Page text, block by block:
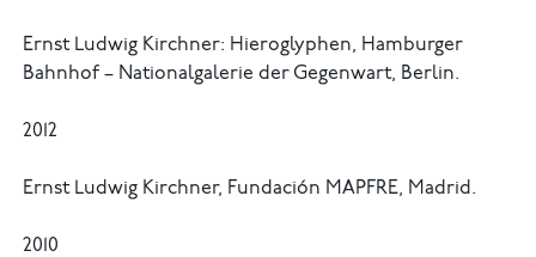
Ernst Ludwig Kirchner: Hieroglyphen, Hamburger
Bahnhof – Nationalgalerie der Gegenwart, Berlin.
2012
Ernst Ludwig Kirchner, Fundación MAPFRE, Madrid.
2010